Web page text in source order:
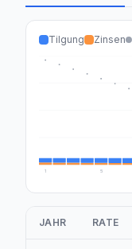
Tilgung Zinsen
1 5
JAHR RATE